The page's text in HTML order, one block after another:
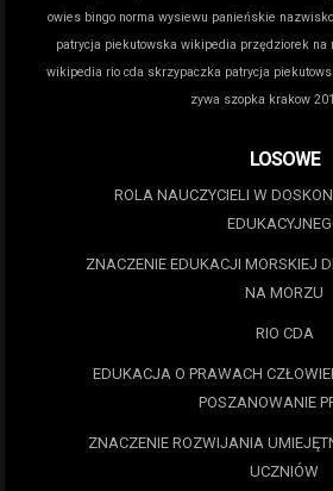
owies bingo norma wysiewu panieńskie
patrycja piekutowska wikipedia przędziorek na
wikipedia rio cda skrzypaczka patrycja
zywa szopka krakow
LOSOWE
ROLA NAUCZYCIELI W
ZNACZENIE EDUKACJI MORSKIEJ
NA MORZU
RIO CDA
EDUKACJA O PRAWACH
POSZANOWANIE
ZNACZENIE ROZWIJANIA
UCZNIÓW